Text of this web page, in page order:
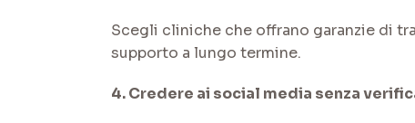
Scegli cliniche che offrano garanzie di
supporto a lungo termine.
4. Credere ai social media senza